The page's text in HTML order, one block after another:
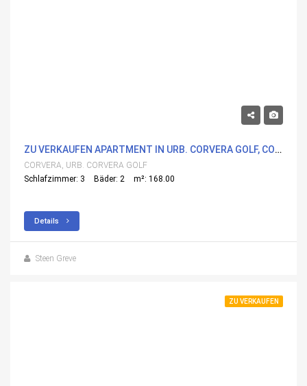
ZU VERKAUFEN APARTMENT IN URB. CORVERA GOLF, CORVERA MIT POOL
CORVERA, URB. CORVERA GOLF
Schlafzimmer: 3
Bäder: 2 m²: 168.00
Details
Steen Greve
ZU VERKAUFEN